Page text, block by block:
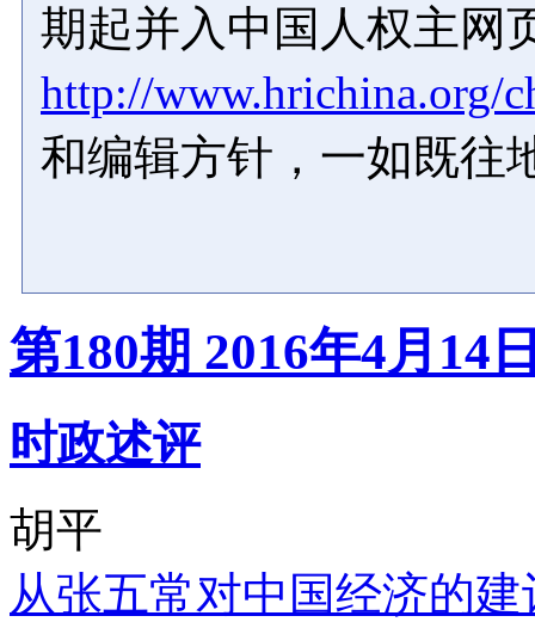
期起并入中国人权主网
http://www.hrichina.org/
和编辑方针，一如既往
第180期 2016年4月14
时政述评
胡平
从张五常对中国经济的